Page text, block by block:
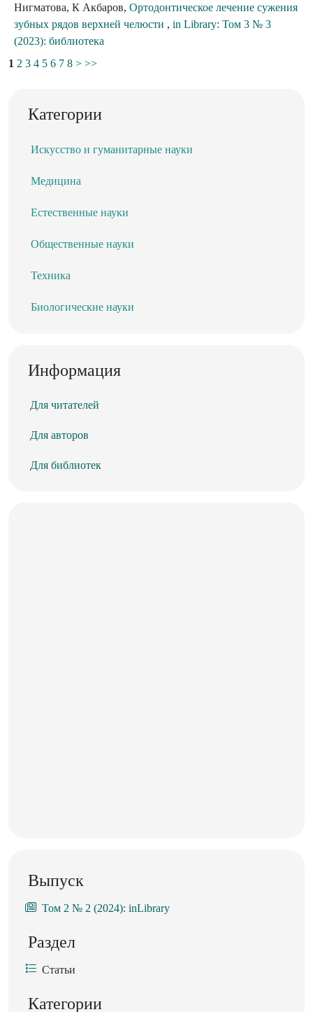
Нигматова, К Акбаров, Ортодонтическое лечение сужения
зубных рядов верхней челюсти , in Library: Том 3 № 3
(2023): библиотека
1 2 3 4 5 6 7 8 > >>
Категории
Искусство и гуманитарные науки
Медицина
Естественные науки
Общественные науки
Техника
Биологические науки
Информация
Для читателей
Для авторов
Для библиотек
Выпуск
Том 2 № 2 (2024): inLibrary
Раздел
Статьи
Категории